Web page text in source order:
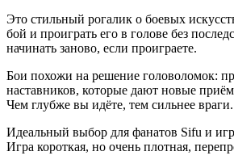
Это стильный рогалик о боевых
бой и проиграть его в голове без
начинать заново, если проиграете.
Бои похожи на решение головоломок:
наставников, которые дают новые
Чем глубже вы идёте, тем сильнее враги.
Идеальный выбор для фанатов Sifu и
Игра короткая, но очень плотная,